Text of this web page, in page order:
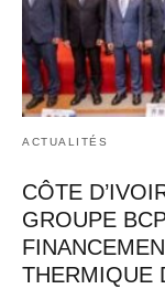
ACTUALITÉS
CÔTE
GROUPE
THERMIQUE